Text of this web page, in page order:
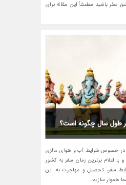
سفر باشید مطمئناً این مقاله برای
طول سال چگونه است؟
در خصوص شرایط آب و هوای مالزی
اعلام برترین زمان سفر به کشور
سفر، تحصیل و مهاجرت به این
هموار سازیم.